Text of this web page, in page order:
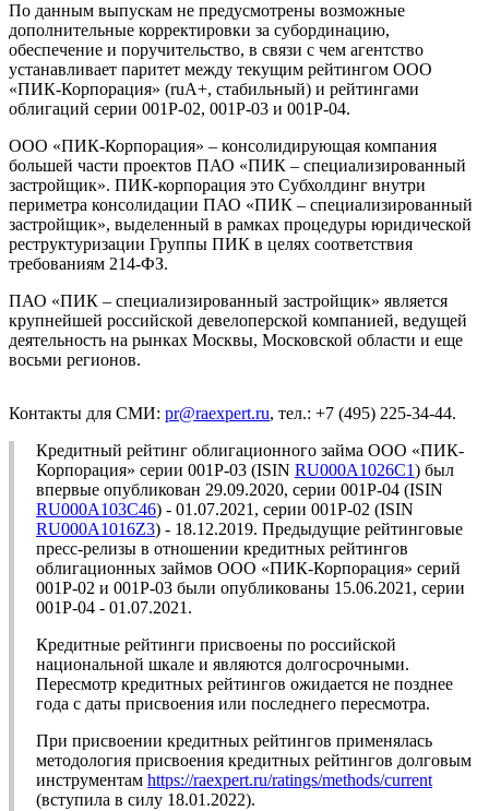
По данным выпускам не предусмотрены возможные
дополнительные корректировки за субординацию,
обеспечение и поручительство, в связи с чем агентство
устанавливает паритет между текущим рейтингом ООО
«ПИК-Корпорация» (ruA+, стабильный) и рейтингами
облигаций серии 001Р-02, 001Р-03 и 001P-04.
ООО «ПИК-Корпорация» – консолидирующая компания
большей части проектов ПАО «ПИК – специализированный
застройщик». ПИК-корпорация это Субхолдинг внутри
периметра консолидации ПАО «ПИК – специализированный
застройщик», выделенный в рамках процедуры юридической
реструктуризации Группы ПИК в целях соответствия
требованиям 214-ФЗ.
ПАО «ПИК – специализированный застройщик» является
крупнейшей российской девелоперской компанией, ведущей
деятельность на рынках Москвы, Московской области и еще
восьми регионов.
Контакты для СМИ: pr@raexpert.ru, тел.: +7 (495) 225-34-44.
Кредитный рейтинг облигационного займа ООО «ПИК-
Корпорация» серии 001Р-03 (ISIN RU000A1026C1) был
впервые опубликован 29.09.2020, серии 001Р-04 (ISIN
RU000A103C46) - 01.07.2021, серии 001P-02 (ISIN
RU000A1016Z3) - 18.12.2019. Предыдущие рейтинговые
пресс-релизы в отношении кредитных рейтингов
облигационных займов ООО «ПИК-Корпорация» серий
001Р-02 и 001P-03 были опубликованы 15.06.2021, серии
001Р-04 - 01.07.2021.
Кредитные рейтинги присвоены по российской
национальной шкале и являются долгосрочными.
Пересмотр кредитных рейтингов ожидается не позднее
года с даты присвоения или последнего пересмотра.
При присвоении кредитных рейтингов применялась
методология присвоения кредитных рейтингов долговым
инструментам https://raexpert.ru/ratings/methods/current
(вступила в силу 18.01.2022).